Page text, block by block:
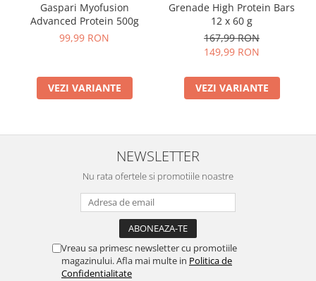
Gaspari Myofusion
Advanced Protein 500g
99,99 RON
VEZI VARIANTE
Grenade High Protein Bars
12 x 60 g
167,99 RON
149,99 RON
VEZI VARIANTE
NEWSLETTER
Nu rata ofertele si promotiile noastre
Vreau sa primesc newsletter cu promotiile
magazinului. Afla mai multe in Politica de
Confidentialitate